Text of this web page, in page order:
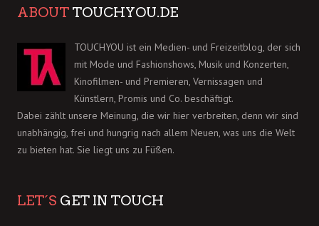
ABOUT TOUCHYOU.DE
TOUCHYOU ist ein Medien- und Freizeitblog, der sich
mit Mode und Fashionshows, Musik und Konzerten,
Kinofilmen- und Premieren, Vernissagen und
Künstlern, Promis und Co. beschäftigt.
Dabei zählt unsere Meinung, die wir hier verbreiten, denn wir sind
unabhängig, frei und hungrig nach allem Neuen, was uns die Welt
zu bieten hat. Sie liegt uns zu Füßen.
LET´S GET IN TOUCH